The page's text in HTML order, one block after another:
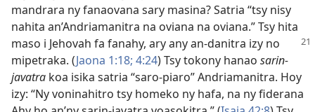
mandrara ny fanaovana sary masina? Satria “tsy nisy
nahita an’Andriamanitra na oviana na oviana.” Tsy hita
maso i Jehovah fa fanahy, ary any an-danitra izy no
mipetraka. (Jaona 1:18; 4:24) Tsy tokony hanao sarin-
javatra koa isika satria “saro-piaro” Andriamanitra. Hoy
izy: “Ny voninahitro tsy homeko ny hafa, na ny fiderana